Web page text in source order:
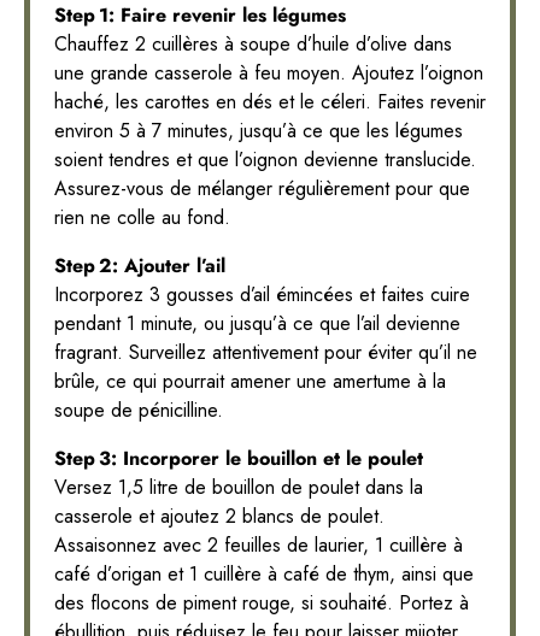
Step 1: Faire revenir les légumes
Chauffez 2 cuillères à soupe d’huile d’olive dans
une grande casserole à feu moyen. Ajoutez l’oignon
haché, les carottes en dés et le céleri. Faites revenir
environ 5 à 7 minutes, jusqu’à ce que les légumes
soient tendres et que l’oignon devienne translucide.
Assurez-vous de mélanger régulièrement pour que
rien ne colle au fond.
Step 2: Ajouter l’ail
Incorporez 3 gousses d’ail émincées et faites cuire
pendant 1 minute, ou jusqu’à ce que l’ail devienne
fragrant. Surveillez attentivement pour éviter qu’il ne
brûle, ce qui pourrait amener une amertume à la
soupe de pénicilline.
Step 3: Incorporer le bouillon et le poulet
Versez 1,5 litre de bouillon de poulet dans la
casserole et ajoutez 2 blancs de poulet.
Assaisonnez avec 2 feuilles de laurier, 1 cuillère à
café d’origan et 1 cuillère à café de thym, ainsi que
des flocons de piment rouge, si souhaité. Portez à